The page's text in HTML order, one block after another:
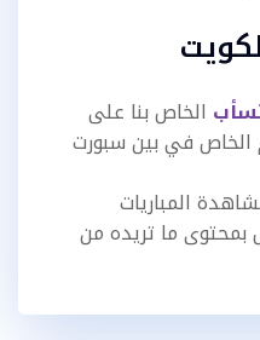
الخاص بنا على
في بين سبورت
المباريات
بمحتوى ما تريده من